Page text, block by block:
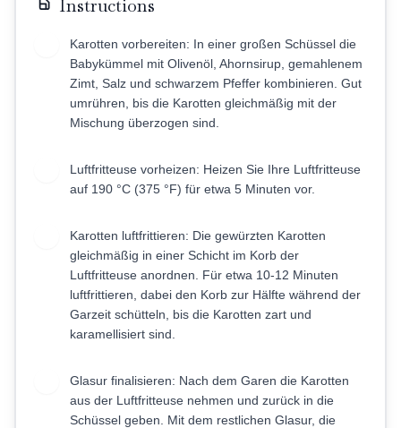
Instructions
Karotten vorbereiten: In einer großen Schüssel die
Babykümmel mit Olivenöl, Ahornsirup, gemahlenem
Zimt, Salz und schwarzem Pfeffer kombinieren. Gut
umrühren, bis die Karotten gleichmäßig mit der
Mischung überzogen sind.
Luftfritteuse vorheizen: Heizen Sie Ihre Luftfritteuse
auf 190 °C (375 °F) für etwa 5 Minuten vor.
Karotten luftfrittieren: Die gewürzten Karotten
gleichmäßig in einer Schicht im Korb der
Luftfritteuse anordnen. Für etwa 10-12 Minuten
luftfrittieren, dabei den Korb zur Hälfte während der
Garzeit schütteln, bis die Karotten zart und
karamellisiert sind.
Glasur finalisieren: Nach dem Garen die Karotten
aus der Luftfritteuse nehmen und zurück in die
Schüssel geben. Mit dem restlichen Glasur, die